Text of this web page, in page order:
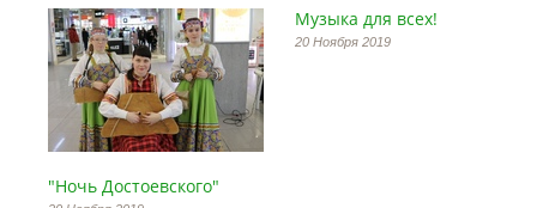
Музыка для всех!
20 Ноября 2019
"Ночь Достоевского"